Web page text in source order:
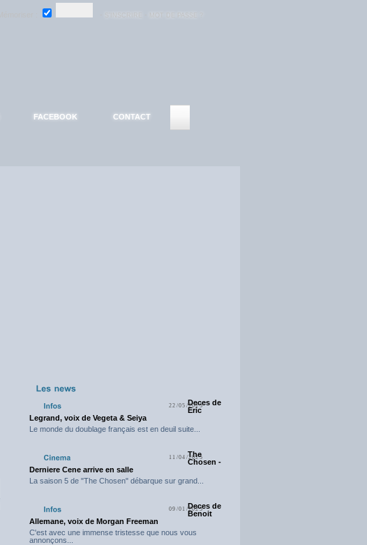
FACEBOOK CONTACT
22/05/2025Deces de
Eric
Legrand, voix de Vegeta & Seiya
Le monde du doublage français est en deuil suite...
11/04/2025
The
Chosen -
Derniere Cene arrive en salle
La saison 5 de "The Chosen" débarque sur grand...
09/01/2025Deces de
Benoit
Allemane, voix de Morgan Freeman
C'est avec une immense tristesse que nous vous
annonçons...